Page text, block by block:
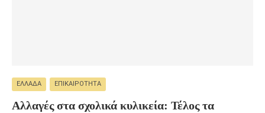
ΕΛΛΆΔΑ ΕΠΙΚΑΙΡΌΤΗΤΑ
Αλλαγές στα σχολικά κυλικεία: Τέλος τα